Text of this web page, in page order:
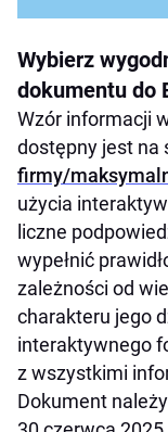
Wybierz
dokumentu do
Wzór informacji
dostępny jest na
firmy/
użycia
liczne
wypełnić
zależności od
charakteru jego
interaktywnego
z wszystkimi
Dokument